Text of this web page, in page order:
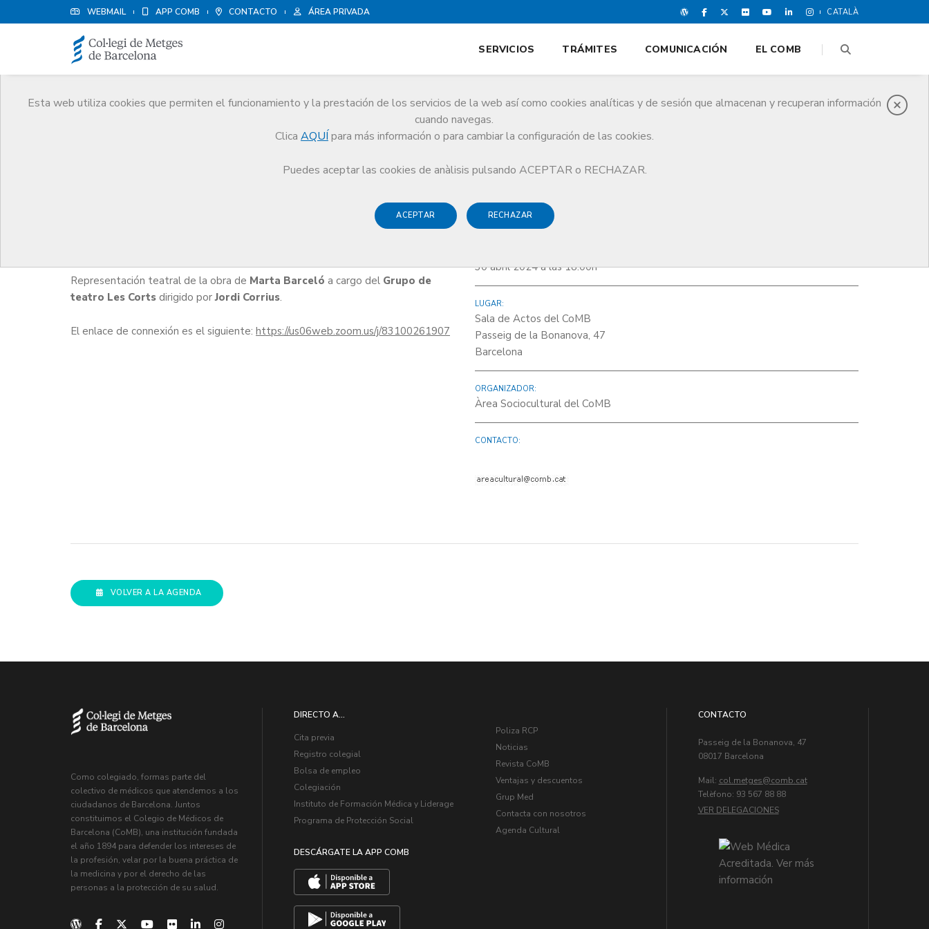
WEBMAIL APP COMB CONTACTO ÁREA PRIVADA CATALÀ
Esta web utiliza cookies que permiten el funcionamiento y la prestación de los servicios de la web así como cookies analíticas y de sesión que almacenan y recuperan información
cuando navegas.
Clica AQUÍ para más información o para cambiar la configuración de las cookies.
Puedes aceptar las cookies de anàlisis pulsando ACEPTAR o RECHAZAR.
ACEPTAR RECHAZAR
SERVICIOS TRÁMITES COMUNICACIÓN EL COMB
Teatro 'Antes que llegue el alemán'
Representación teatral de la obra de Marta Barceló a cargo del Grupo de
teatro Les Corts dirigido porJordi Corrius.
El enlace de connexión es el siguiente: https://us06web.zoom.us/j/83100261907
30 abril 2024 a las 18:00h
LUGAR:
Sala de Actos del CoMB
Passeig de la Bonanova, 47
Barcelona
ORGANIZADOR:
Àrea Sociocultural del CoMB
CONTACTO:
VOLVER A LA AGENDA
Como colegiado, formas parte del
colectivo de médicos que atendemos a los
ciudadanos de Barcelona. Juntos
constituimos el Colegio de Médicos de
Barcelona (CoMB), una institución fundada
el año 1894 para defender los intereses de
la profesión, velar por la buena práctica de
la medicina y por el derecho de las
personas a la protección de su salud.
DIRECTO A...
Cita previa
Registro colegial
Bolsa de empleo
Colegiación
Instituto de Formación Médica y Liderage
Programa de Protección Social
DESCÁRGATE LA APP COMB
Poliza RCP
Noticias
Revista CoMB
Ventajas y descuentos
Grup Med
Contacta con nosotros
Agenda Cultural
CONTACTO
Passeig de la Bonanova, 47
08017 Barcelona
Mail: col.metges
Telèfono: 93 567 88 88
VER DELEGACIONES